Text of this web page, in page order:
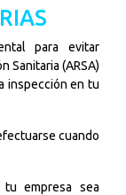
para evitar
Sanitaria (ARSA)
inspección en tu
cuando
empresa sea